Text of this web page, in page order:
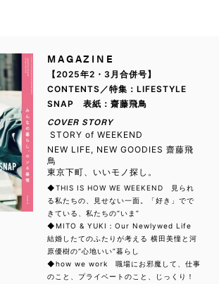
MAGAZINE
【2025年2・3月合併号】
CONTENTS／特集：LIFESTYLE
SNAP 表紙：齋藤飛鳥
COVER STORY
STORY of WEEKEND
NEW LIFE, NEW GOODIES 齋藤飛
鳥
東京下町、いいモノ探し。
◆THIS IS HOW WE WEEKEND 見られ
る私たちの、見せない一面。「好き」でで
きている、私たちの“いま”
◆MITO & YUKI：Our Newlywed Life
結婚したてのふたりが考える 横田美憧と河
原優樹の“心地いい”暮らし
◆how we work 職場にお邪魔して、仕事
のこと、プライベートのこと、じっくり！